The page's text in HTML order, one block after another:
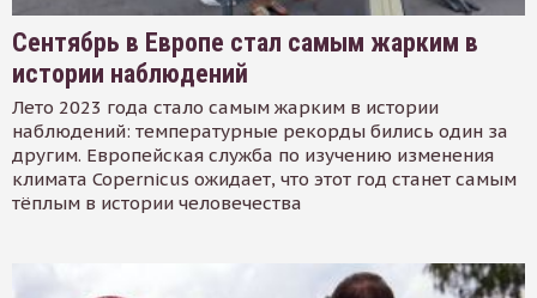
Сентябрь в Европе стал самым жарким в
истории наблюдений
Лето 2023 года стало самым жарким в истории
наблюдений: температурные рекорды бились один за
другим. Европейская служба по изучению изменения
климата Copernicus ожидает, что этот год станет самым
тёплым в истории человечества